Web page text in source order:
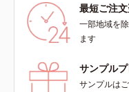
した、植物の生命力を感じさ
り。天然由来の力を借りた毎
アで、人工的な“いい香り”でもな
い、自然な“いい匂い”を目指
ょう。【ご使用方法】お風呂
最短ご注
一部地域を
ます
サンプル
サンプルは